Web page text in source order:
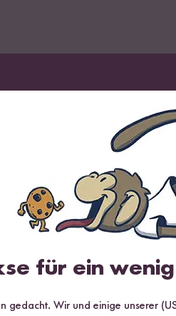
garen.
in Ringe schneiden und das
für ein wenig
gedacht. Wir und einige unserer